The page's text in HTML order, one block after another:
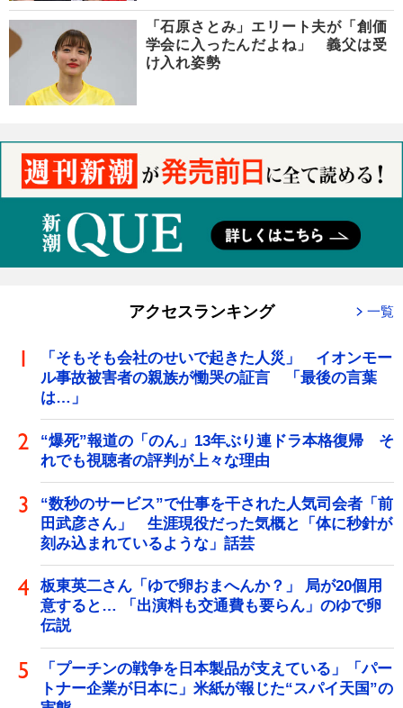
「石原さとみ」エリート夫が「創価
学会に入ったんだよね」 義父は受
け入れ姿勢
アクセスランキング 一覧
「そもそも会社のせいで起きた人災」 イオンモー
ル事故被害者の親族が慟哭の証言 「最後の言葉
は…」
“爆死”報道の「のん」13年ぶり連ドラ本格復帰 そ
れでも視聴者の評判が上々な理由
“数秒のサービス”で仕事を干された人気司会者「前
田武彦さん」 生涯現役だった気概と「体に秒針が
刻み込まれているような」話芸
板東英二さん「ゆで卵おまへんか？」 局が20個用
意すると… 「出演料も交通費も要らん」のゆで卵
伝説
「プーチンの戦争を日本製品が支えている」「パー
トナー企業が日本に」米紙が報じた“スパイ天国”の